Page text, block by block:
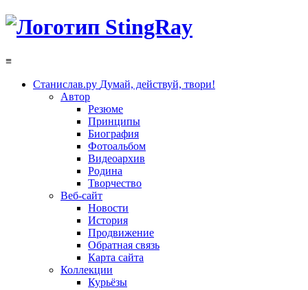
≡
Станислав.ру Думай, действуй, твори!
Автор
Резюме
Принципы
Биография
Фотоальбом
Видеоархив
Родина
Творчество
Веб-сайт
Новости
История
Продвижение
Обратная связь
Карта сайта
Коллекции
Курьёзы